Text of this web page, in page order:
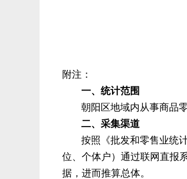
附注：
一、统计范围
朝阳区地域内从事商品
二、采集渠道
按照《批发和零售业统
位、个体户）通过联网直报
据，进而推算总体。